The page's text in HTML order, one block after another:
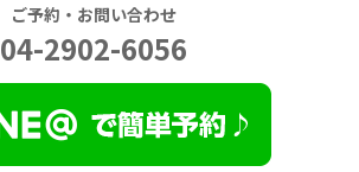
ご予約・お問い合わせ
04-2902-6056